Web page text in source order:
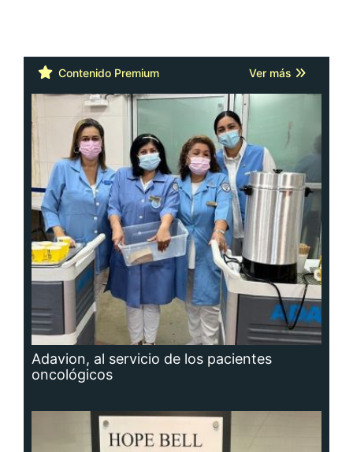
Contenido Premium Ver más
Adavion, al servicio de los pacientes
oncológicos